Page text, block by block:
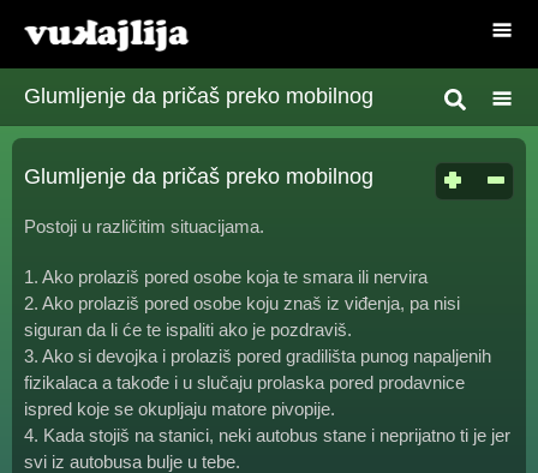
Glumljenje da pričaš preko mobilnog
Glumljenje da pričaš preko mobilnog
Postoji u različitim situacijama.
1. Ako prolaziš pored osobe koja te smara ili nervira
2. Ako prolaziš pored osobe koju znaš iz viđenja, pa nisi
siguran da li će te ispaliti ako je pozdraviš.
3. Ako si devojka i prolaziš pored gradilišta punog napaljenih
fizikalaca a takođe i u slučaju prolaska pored prodavnice
ispred koje se okupljaju matore pivopije.
4. Kada stojiš na stanici, neki autobus stane i neprijatno ti je jer
svi iz autobusa bulje u tebe.